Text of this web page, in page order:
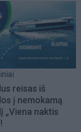
reisas iš
į nemokamą
„Viena naktis